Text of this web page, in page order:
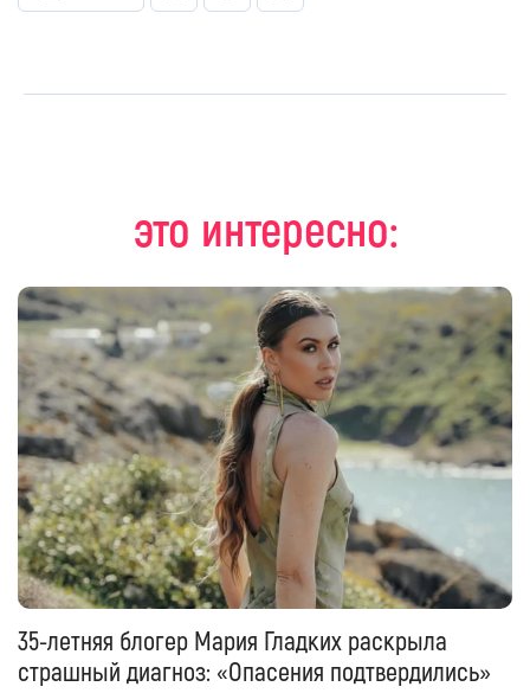
это интересно:
35-летняя блогер Мария Гладких раскрыла
страшный диагноз: «Опасения подтвердились»